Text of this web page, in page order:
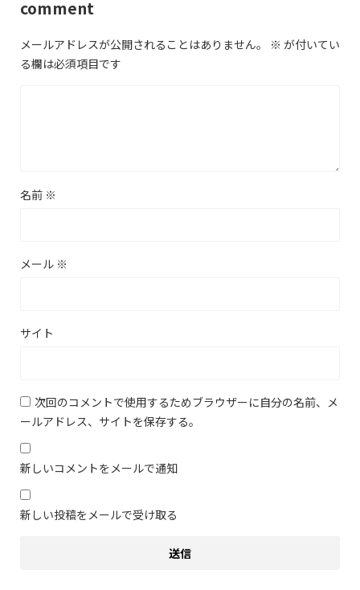
comment
メールアドレスが公開されることはありません。 ※ が付いてい
る欄は必須項目です
名前 ※
メール ※
サイト
次回のコメントで使用するためブラウザーに自分の名前、メ
ールアドレス、サイトを保存する。
新しいコメントをメールで通知
新しい投稿をメールで受け取る